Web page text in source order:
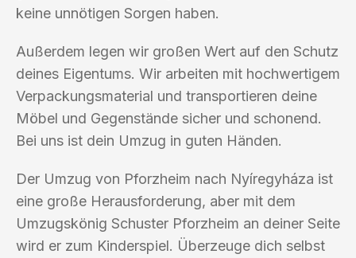
keine unnötigen Sorgen haben.
Außerdem legen wir großen Wert auf den Schutz
deines Eigentums. Wir arbeiten mit hochwertigem
Verpackungsmaterial und transportieren deine
Möbel und Gegenstände sicher und schonend.
Bei uns ist dein Umzug in guten Händen.
Der Umzug von Pforzheim nach Nyíregyháza ist
eine große Herausforderung, aber mit dem
Umzugskönig Schuster Pforzheim an deiner Seite
wird er zum Kinderspiel. Überzeuge dich selbst